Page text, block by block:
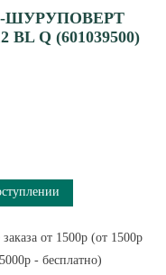
ШУРУПОВЕРТ
BL Q (601039500)
от 1500р (от 1500р
- бесплатно)